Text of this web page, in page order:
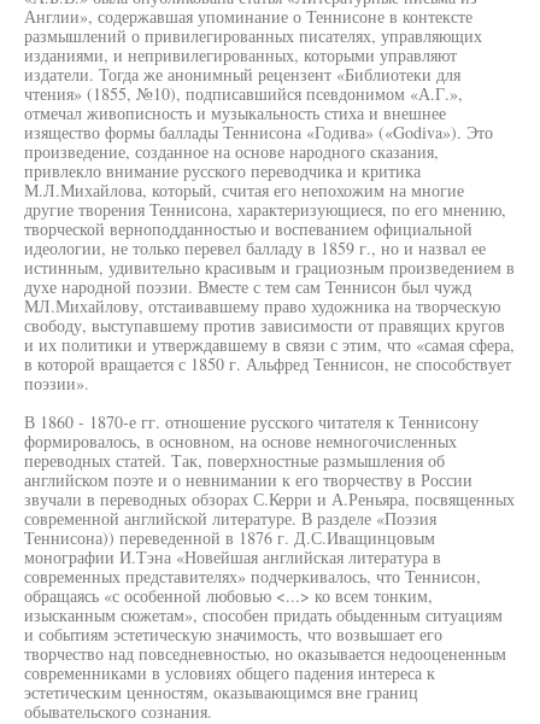
Англии», содержавшая упоминание о Теннисоне в контексте
размышлений о привилегированных писателях, управляющих
изданиями, и непривилегированных, которыми управляют
издатели. Тогда же анонимный рецензент «Библиотеки для
чтения» (1855, №10), подписавшийся псевдонимом «А.Г.»,
отмечал живописность и музыкальность стиха и внешнее
изящество формы баллады Теннисона «Годива» («Godiva»). Это
произведение, созданное на основе народного сказания,
привлекло внимание русского переводчика и критика
М.Л.Михайлова, который, считая его непохожим на многие
другие творения Теннисона, характеризующиеся, по его мнению,
творческой верноподданностью и воспеванием официальной
идеологии, не только перевел балладу в 1859 г., но и назвал ее
истинным, удивительно красивым и грациозным произведением в
духе народной поэзии. Вместе с тем сам Теннисон был чужд
МЛ.Михайлову, отстаивавшему право художника на творческую
свободу, выступавшему против зависимости от правящих кругов
и их политики и утверждавшему в связи с этим, что «самая сфера,
в которой вращается с 1850 г. Альфред Теннисон, не способствует
поэзии».
В 1860 - 1870-е гг. отношение русского читателя к Теннисону
формировалось, в основном, на основе немногочисленных
переводных статей. Так, поверхностные размышления об
английском поэте и о невнимании к его творчеству в России
звучали в переводных обзорах С.Керри и А.Реньяра, посвященных
современной английской литературе. В разделе «Поэзия
Теннисона)) переведенной в 1876 г. Д.С.Иващинцовым
монографии И.Тэна «Новейшая английская литература в
современных представителях» подчеркивалось, что Теннисон,
обращаясь «с особенной любовью <...> ко всем тонким,
изысканным сюжетам», способен придать обыденным ситуациям
и событиям эстетическую значимость, что возвышает его
творчество над повседневностью, но оказывается недооцененным
современниками в условиях общего падения интереса к
эстетическим ценностям, оказывающимся вне границ
обывательского сознания.